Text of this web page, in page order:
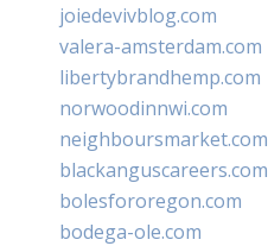
joiedevivblog.com
valera-amsterdam.com
libertybrandhemp.com
norwoodinnwi.com
neighboursmarket.com
blackanguscareers.com
bolesfororegon.com
bodega-ole.com